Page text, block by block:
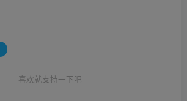
喜欢就支持一下吧